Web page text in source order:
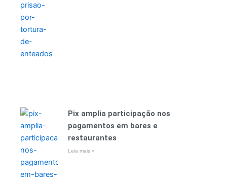
Pix amplia participação nos
pagamentos em bares e
restaurantes
Leia mais »